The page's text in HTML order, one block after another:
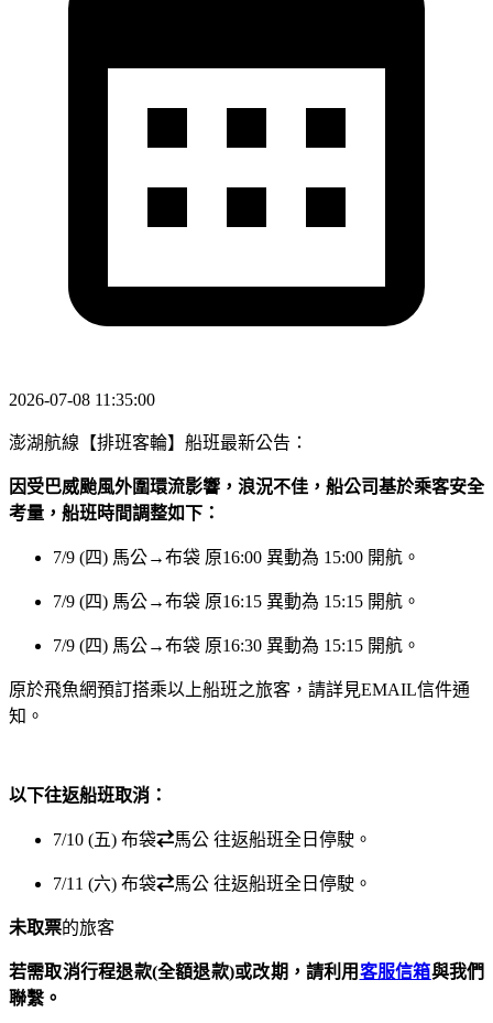
2026-07-08 11:35:00
澎湖航線【排班客輪】船班最新公告：
因受巴威颱風外圍環流影響，浪況不佳，船公司基於乘客安全
考量，船班時間調整如下：
7/9 (四) 馬公→布袋 原16:00 異動為 15:00 開航。
7/9 (四) 馬公→布袋 原16:15 異動為 15:15 開航。
7/9 (四) 馬公→布袋 原16:30 異動為 15:15 開航。
原於飛魚網預訂搭乘以上船班之旅客，請詳見EMAIL信件通
知。
以下往返船班取消：
7/10 (五) 布袋⇄馬公 往返船班全日停駛。
7/11 (六) 布袋⇄馬公 往返船班全日停駛。
未取票的旅客
若需取消行程退款(全額退款)或改期，請利用 客服信箱與我們
聯繫。